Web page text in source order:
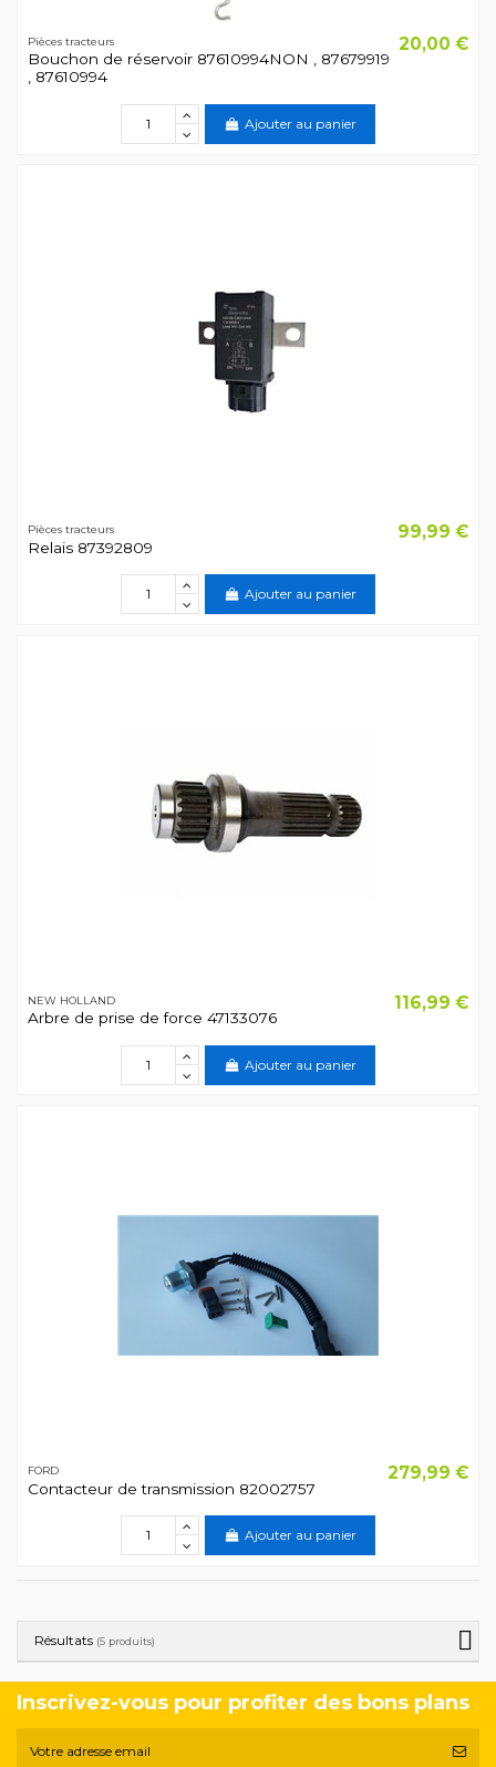
Pièces tracteurs
Bouchon de réservoir 87610994NON , 87679919
, 87610994
20,00 €
Ajouter au panier
Pièces tracteurs
Relais 87392809
99,99 €
Ajouter au panier
NEW HOLLAND
Arbre de prise de force 47133076
116,99 €
Ajouter au panier
FORD
Contacteur de transmission 82002757
279,99 €
Ajouter au panier
Résultats (5 produits)
Inscrivez-vous pour profiter des bons plans